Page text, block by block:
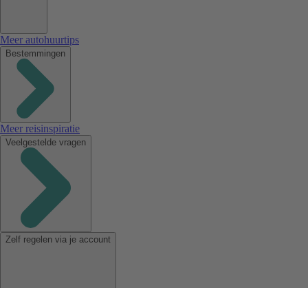
Meer autohuurtips
Bestemmingen
Meer reisinspiratie
Veelgestelde vragen
Zelf regelen via je account